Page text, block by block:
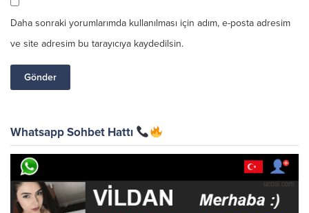
Daha sonraki yorumlarımda kullanılması için adım, e-posta adresim
ve site adresim bu tarayıcıya kaydedilsin.
Whatsapp Sohbet Hattı